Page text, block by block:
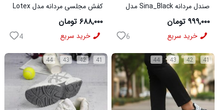
کفش مجلسی مردانه مدل Lotex
کد6330
۶۸۸,۰۰۰ تومان
خرید سریع 4
صندل مردانه Sina_Black مدل
3973
۹۹۹,۰۰۰ تومان
خرید سریع 6
41
42
43
44 41
42
43
44